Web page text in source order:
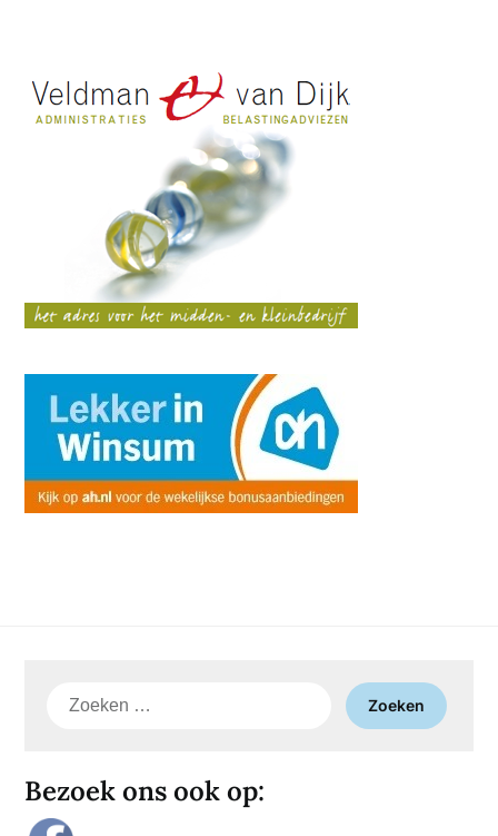
Zoeken
Bezoek ons ook op: